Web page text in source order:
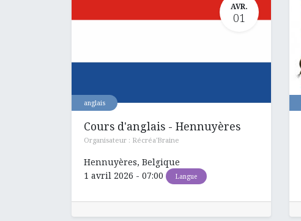
AVR.
01
anglais
Cours d'anglais - Hennuyères
Organisateur : Récréa'Braine
Hennuyères, Belgique
1 avril 2026 - 07:00 Langue